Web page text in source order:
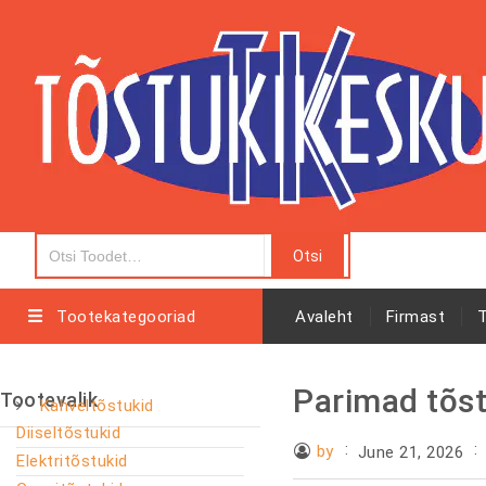
Tootekategooriad
Kahveltõstukid
Diiseltõstukid
Elektritõstukid
Avaleht Firmast
Parimad
by June 21, 2026
Tootevalik